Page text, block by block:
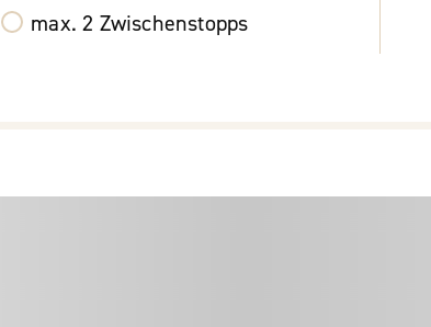
max. 2 Zwischenstopps